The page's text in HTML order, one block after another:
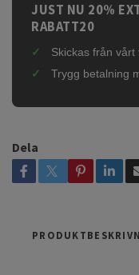
JUST NU 20%
RABATT20
Skickas från vårt
Trygg betalning
Dela